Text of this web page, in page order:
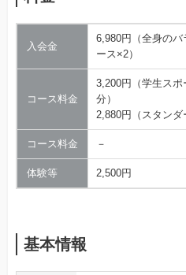
入会金
6,980円（全身の
ース×2）
コース料金
3,200円（学生ス
分）
2,880円（スタンダ
コース料金 －
体験等 2,500円
基本情報